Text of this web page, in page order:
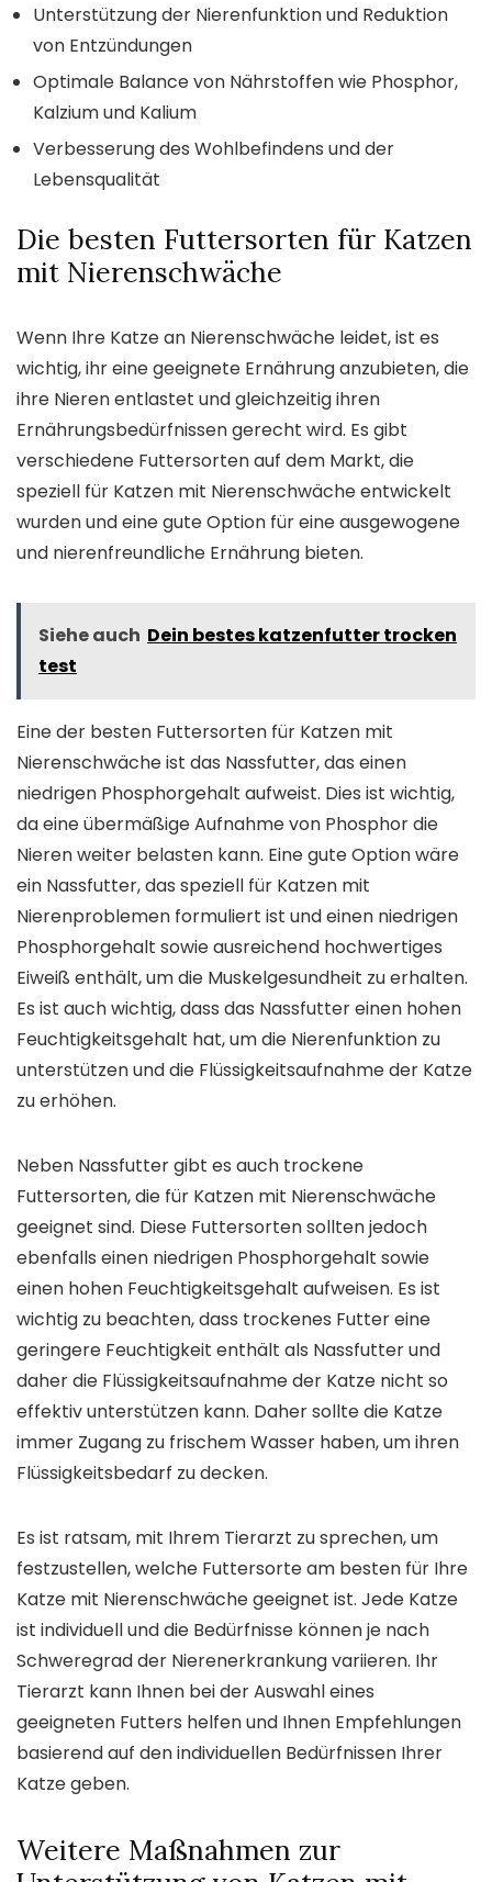
Unterstützung der Nierenfunktion und Reduktion
von Entzündungen
Optimale Balance von Nährstoffen wie Phosphor,
Kalzium und Kalium
Verbesserung des Wohlbefindens und der
Lebensqualität
Die besten Futtersorten für Katzen
mit Nierenschwäche
Wenn Ihre Katze an Nierenschwäche leidet, ist es
wichtig, ihr eine geeignete Ernährung anzubieten, die
ihre Nieren entlastet und gleichzeitig ihren
Ernährungsbedürfnissen gerecht wird. Es gibt
verschiedene Futtersorten auf dem Markt, die
speziell für Katzen mit Nierenschwäche entwickelt
wurden und eine gute Option für eine ausgewogene
und nierenfreundliche Ernährung bieten.
Siehe auch Dein bestes katzenfutter trocken
test
Eine der besten Futtersorten für Katzen mit
Nierenschwäche ist das Nassfutter, das einen
niedrigen Phosphorgehalt aufweist. Dies ist wichtig,
da eine übermäßige Aufnahme von Phosphor die
Nieren weiter belasten kann. Eine gute Option wäre
ein Nassfutter, das speziell für Katzen mit
Nierenproblemen formuliert ist und einen niedrigen
Phosphorgehalt sowie ausreichend hochwertiges
Eiweiß enthält, um die Muskelgesundheit zu erhalten.
Es ist auch wichtig, dass das Nassfutter einen hohen
Feuchtigkeitsgehalt hat, um die Nierenfunktion zu
unterstützen und die Flüssigkeitsaufnahme der Katze
zu erhöhen.
Neben Nassfutter gibt es auch trockene
Futtersorten, die für Katzen mit Nierenschwäche
geeignet sind. Diese Futtersorten sollten jedoch
ebenfalls einen niedrigen Phosphorgehalt sowie
einen hohen Feuchtigkeitsgehalt aufweisen. Es ist
wichtig zu beachten, dass trockenes Futter eine
geringere Feuchtigkeit enthält als Nassfutter und
daher die Flüssigkeitsaufnahme der Katze nicht so
effektiv unterstützen kann. Daher sollte die Katze
immer Zugang zu frischem Wasser haben, um ihren
Flüssigkeitsbedarf zu decken.
Es ist ratsam, mit Ihrem Tierarzt zu sprechen, um
festzustellen, welche Futtersorte am besten für Ihre
Katze mit Nierenschwäche geeignet ist. Jede Katze
ist individuell und die Bedürfnisse können je nach
Schweregrad der Nierenerkrankung variieren. Ihr
Tierarzt kann Ihnen bei der Auswahl eines
geeigneten Futters helfen und Ihnen Empfehlungen
basierend auf den individuellen Bedürfnissen Ihrer
Katze geben.
Weitere Maßnahmen zur